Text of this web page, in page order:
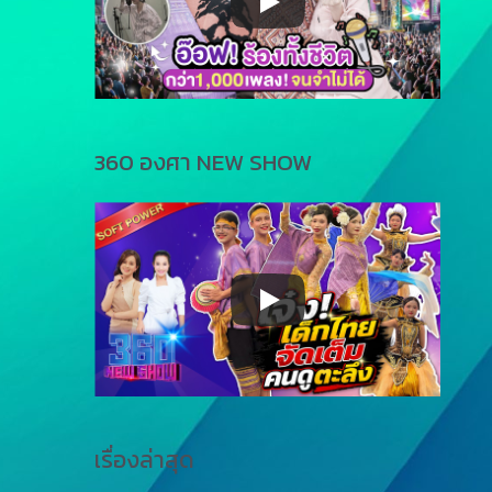
360 องศา NEW SHOW
เรื่องล่าสุด